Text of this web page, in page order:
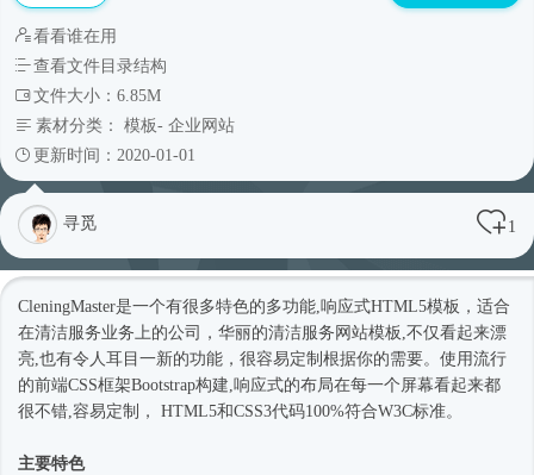
看看谁在用
查看文件目录结构
文件大小：6.85M
素材分类： 模板- 企业网站
更新时间：2020-01-01
寻觅 1
CleningMaster是一个有很多特色的多功能, 响应式HTML5模板 ，适合
在清洁服务业务上的公司，华丽的清洁服务 网站模板 ,不仅看起来漂
亮,也有令人耳目一新的功能，很容易定制根据你的需要。使用流行
的前端CSS框架Bootstrap构建, 响应式的布局在每一个屏幕看起来都
很不错,容易定制， HTML5和CSS3代码100%符合W3C标准。
主要特色